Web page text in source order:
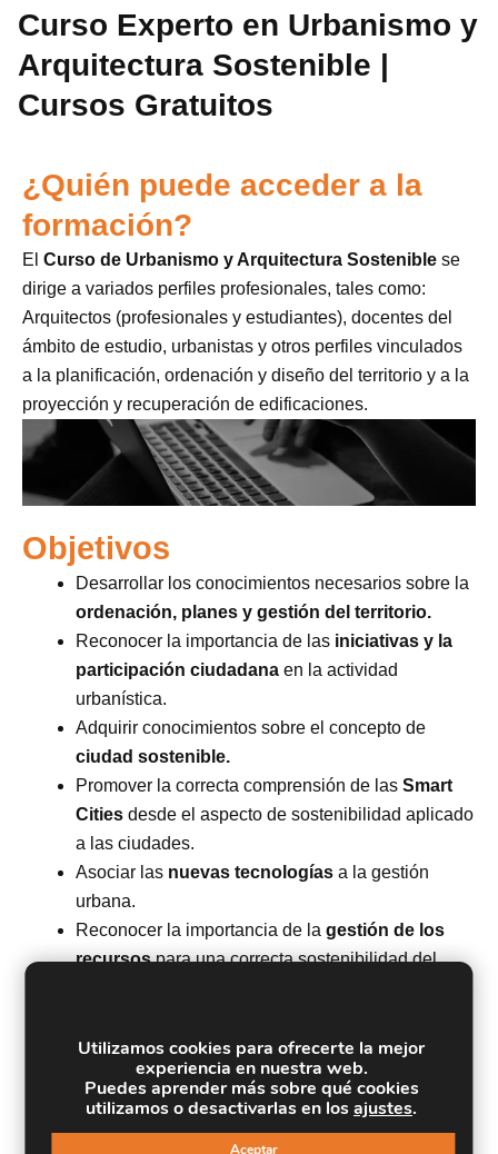
Curso Experto en Urbanismo y
Arquitectura Sostenible |
Cursos Gratuitos
¿Quién puede acceder a la
formación?
El Curso de Urbanismo y Arquitectura Sostenible se
dirige a variados perfiles profesionales, tales como:
Arquitectos (profesionales y estudiantes), docentes del
ámbito de estudio, urbanistas y otros perfiles vinculados
a la planificación, ordenación y diseño del territorio y a la
proyección y recuperación de edificaciones.
Objetivos
Desarrollar los conocimientos necesarios sobre la
ordenación, planes y gestión del territorio.
Reconocer la importancia de las iniciativas y la
participación ciudadana en la actividad
urbanística.
Adquirir conocimientos sobre el concepto de
ciudad sostenible.
Promover la correcta comprensión de las Smart
Cities desde el aspecto de sostenibilidad aplicado
a las ciudades.
Asociar las nuevas tecnologías a la gestión
urbana.
Reconocer la importancia de la gestión de los
recursospara una correcta sostenibilidad del
sostenible mediante técnicas constructivas y
materiales sostenibles.
Adquirir conocimientos sobre las edificaciones
comosistemas energéticos.
Utilizamos cookies para ofrecerte la mejor
experiencia en nuestra web.
Puedes aprender más sobre qué cookies
utilizamos o desactivarlas en losajustes.
Aceptar